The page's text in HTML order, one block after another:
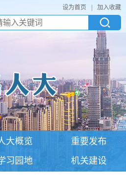
设为首页 加入收藏
大概览
重要发布
习园地 机关建设